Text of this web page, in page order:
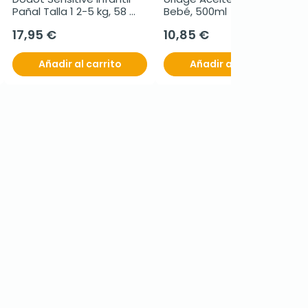
Pañal Talla 1 2-5 kg, 58
17,95 €
Añadir al carrito
Bebé, 500ml
10,85 €
Añadir al carrito